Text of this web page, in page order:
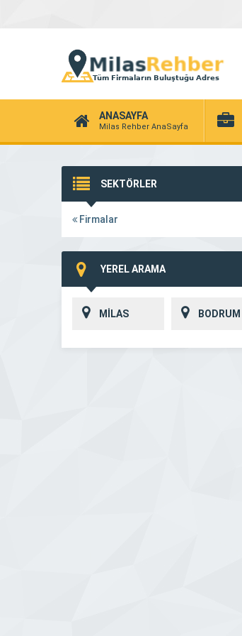
ANASAYFA
Milas Rehber AnaSayfa
SEKTÖRLER
Firmalar
YEREL ARAMA
MİLAS BODRUM